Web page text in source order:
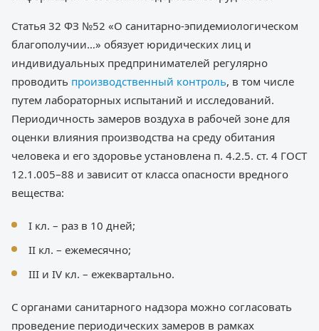
Статья 32 ФЗ №52 «О санитарно-эпидемиологическом
благополучии…» обязует юридических лиц и
индивидуальных предпринимателей регулярно
проводить производственный контроль, в том числе
путем лабораторных испытаний и исследований.
Периодичность замеров воздуха в рабочей зоне для
оценки влияния производства на среду обитания
человека и его здоровье установлена п. 4.2.5. ст. 4 ГОСТ
12.1.005–88 и зависит от класса опасности вредного
вещества:
I кл. – раз в 10 дней;
II кл. – ежемесячно;
III и IV кл. – ежеквартально.
С органами санитарного надзора можно согласовать
проведение периодических замеров в рамках